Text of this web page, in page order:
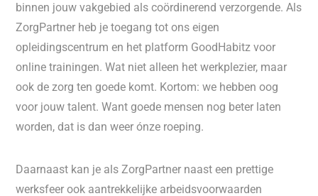
binnen jouw vakgebied als coördinerend verzorgende. Als
ZorgPartner heb je toegang tot ons eigen
opleidingscentrum en het platform GoodHabitz voor
online trainingen. Wat niet alleen het werkplezier, maar
ook de zorg ten goede komt. Kortom: we hebben oog
voor jouw talent. Want goede mensen nog beter laten
worden, dat is dan weer ónze roeping.
Daarnaast kan je als ZorgPartner naast een prettige
werksfeer ook aantrekkelijke arbeidsvoorwaarden